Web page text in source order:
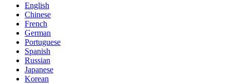
English
Chinese
French
German
Portuguese
Spanish
Russian
Japanese
Korean